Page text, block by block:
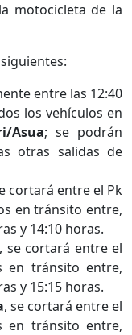
motocicleta de la
entre las 12:40
los vehículos en
Asua; se podrán
otras salidas de
cortará entre el Pk
en tránsito entre,
y 14:10 horas.
, se cortará entre el
en tránsito entre,
y 15:15 horas.
, se cortará entre el
en tránsito entre,